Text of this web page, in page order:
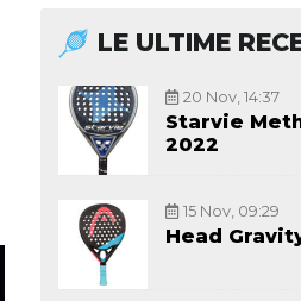
LE ULTIME
20 Nov, 14:37
Starvie
2022
15 Nov, 09:29
Head